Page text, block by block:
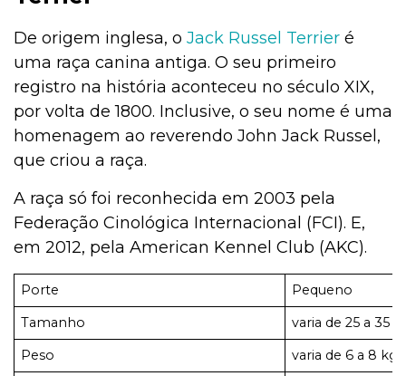
De origem inglesa, o Jack Russel Terrier é
uma raça canina antiga. O seu primeiro
registro na história aconteceu no século XIX,
por volta de 1800. Inclusive, o seu nome é uma
homenagem ao reverendo John Jack Russel,
que criou a raça.
A raça só foi reconhecida em 2003 pela
Federação Cinológica Internacional (FCI). E,
em 2012, pela American Kennel Club (AKC).
Porte
Pequeno
Tamanho
varia de 25 a 35
Peso
varia de 6 a 8 kg